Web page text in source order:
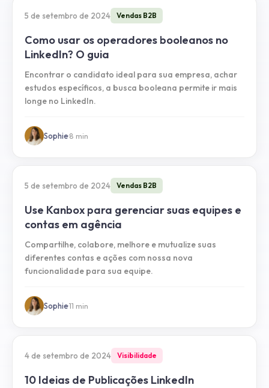
5 de setembro de 2024 Vendas B2B
Como usar os operadores booleanos no
LinkedIn? O guia
Encontrar o candidato ideal para sua empresa, achar
estudos específicos, a busca booleana permite ir mais
longe no LinkedIn.
Sophie·8 min
5 de setembro de 2024 Vendas B2B
Use Kanbox para gerenciar suas equipes e
contas em agência
Compartilhe, colabore, melhore e mutualize suas
diferentes contas e ações com nossa nova
funcionalidade para sua equipe.
Sophie·11 min
4 de setembro de 2024 Visibilidade
10 Ideias de Publicações LinkedIn